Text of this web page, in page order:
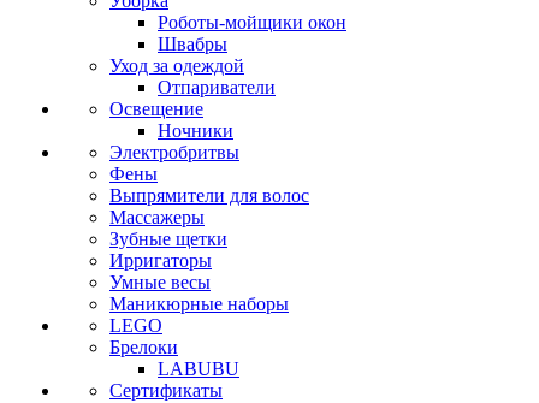
Роботы-мойщики окон
Швабры
Уход за одеждой
Отпариватели
Освещение
Ночники
Электробритвы
Фены
Выпрямители для волос
Массажеры
Зубные щетки
Ирригаторы
Умные весы
Маникюрные наборы
LEGO
Брелоки
LABUBU
Сертификаты